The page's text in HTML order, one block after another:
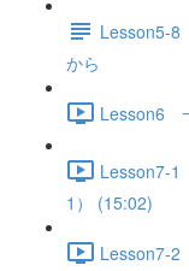
Lesson5-8
から
Lesson6
Lesson7-1
1） (15:02)
Lesson7-2